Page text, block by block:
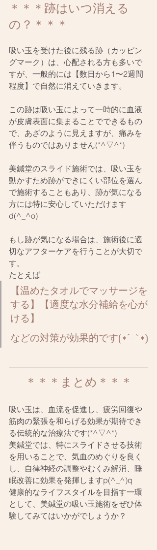
＊＊＊跡はいつ消える
の？＊＊＊
吸い玉を受けた後に残る跡（カッピン
グマーク）は、心配される方も多いで
すが、一般的には【数日から1〜2週間
程度】で自然に消えていきます。
この跡は吸い玉によって一時的に血液
が皮膚表面に集まることでできるもの
で、あざのように見えますが、痛みを
伴うものではありません(*^▽^*)
美鍼堂のスライド施術では、吸い玉を
動かすため跡ができにくい部位を選ん
で施術することもあり、跡が気になる
方には特に安心していただけます
d(^_^o)
もし跡が気になる場合は、施術後に適
切なアフターケアを行うことが大切で
す。
たとえば
【温めたタオルでマッサージを
する】【適度な水分補給を心が
ける】
などの対策が効果的です(*´-`*)
＊＊＊まとめ＊＊＊
吸い玉は、血流を促進し、疲労回復や
筋肉の緊張を和らげる効果が期待でき
る伝統的な治療法です(*^▽^*)
美鍼堂では、特にスライドさせる技術
を用いることで、気血のめぐりを良く
し、自律神経の調整やむくみ解消、睡
眠改善に効果を発揮しますp(^_^)q
健康的なライフスタイルを目指す一環
として、美鍼堂の吸い玉施術をぜひ体
験してみてはいかがでしょうか？